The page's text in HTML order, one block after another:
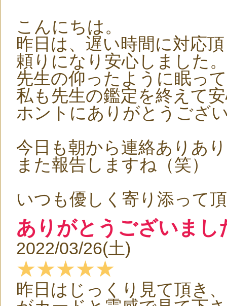
こんにちは。
昨日は、遅い時間に対応
頼りになり安心しました。
先生の仰ったように眠っ
私も先生の鑑定を終えて
ホントにありがとうござ
今日も朝から連絡ありあ
また報告しますね（笑）
いつも優しく寄り添って
ありがとうございまし
2022/03/26(土)
★★★★★
昨日はじっくり見て頂き